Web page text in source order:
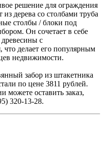
решение для ограждения
дерева со столбами труба
столбы / блоки под
Он сочетает в себе
древесины с
делает его популярным
недвижимости.
забор из штакетника
по цене 3811 рублей.
можете оставить заказ,
320-13-28.